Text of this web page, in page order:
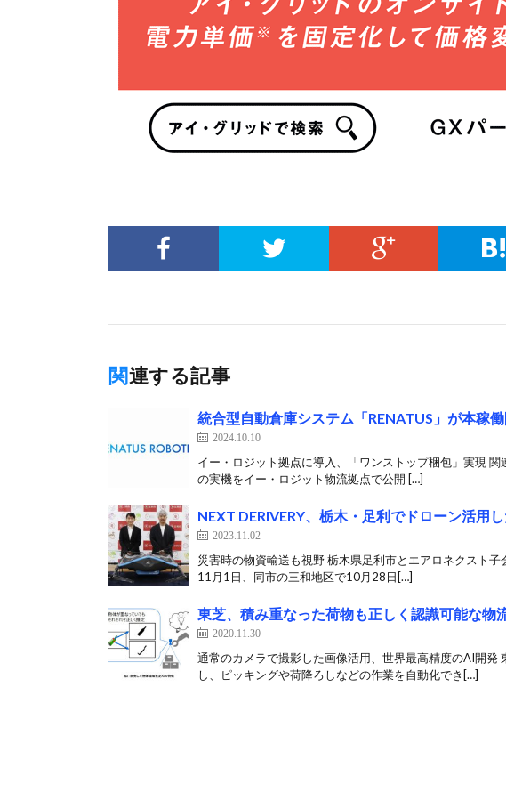
関連する記事
統合型自動倉庫システム「RENATUS」が本稼
2024.10.10
イー・ロジット拠点に導入、「ワンストップ梱包」実現 関
の実機をイー・ロジット物流拠点で公開 […]
NEXT DERIVERY、栃木・足利でドローン活用
2023.11.02
災害時の物資輸送も視野 栃木県足利市とエアロネクスト子
11月1日、同市の三和地区で10月28日[…]
東芝、積み重なった荷物も正しく認識可能な物
2020.11.30
通常のカメラで撮影した画像活用、世界最高精度のAI開
し、ピッキングや荷降ろしなどの作業を自動化でき[…]